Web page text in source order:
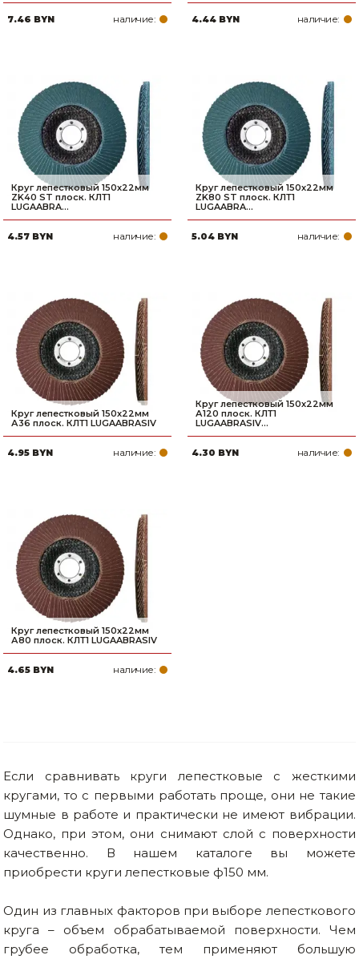
7.46 BYN наличие: 4.44 BYN наличие:
Круг лепестковый 150х22мм
ZK40 ST плоск. КЛТ1
LUGAABRA...
4.57 BYN наличие:
Круг лепестковый 150х22мм
ZK80 ST плоск. КЛТ1
LUGAABRA...
5.04 BYN наличие:
Круг лепестковый 150х22мм
А36 плоск. КЛТ1 LUGAABRASIV
4.95 BYN наличие:
Круг лепестковый 150х22мм
А120 плоск. КЛТ1
LUGAABRASIV...
4.30 BYN наличие:
Круг лепестковый 150х22мм
А80 плоск. КЛТ1 LUGAABRASIV
4.65 BYN наличие:
Если сравнивать круги лепестковые с жесткими
кругами, то с первыми работать проще, они не такие
шумные в работе и практически не имеют вибрации.
Однако, при этом, они снимают слой с поверхности
качественно. В нашем каталоге вы можете
приобрести круги лепестковые ф150 мм.
Один из главных факторов при выборе лепесткового
круга – объем обрабатываемой поверхности. Чем
грубее обработка, тем применяют большую